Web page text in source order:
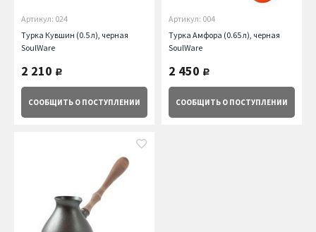
Артикул: 024
Турка Кувшин (0.5 л), черная
SoulWare
2 210 руб.
СООБЩИТЬ О ПОСТУПЛЕНИИ
Артикул: 004
Турка Амфора (0.65 л), черная
SoulWare
2 450 руб.
СООБЩИТЬ О ПОСТУПЛЕНИИ